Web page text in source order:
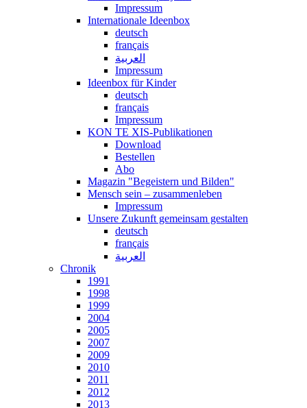
Impressum
Internationale Ideenbox
deutsch
français
العربية
Impressum
Ideenbox für Kinder
deutsch
français
Impressum
KON TE XIS-Publikationen
Download
Bestellen
Abo
Magazin "Begeistern und Bilden"
Mensch sein – zusammenleben
Impressum
Unsere Zukunft gemeinsam gestalten
deutsch
français
العربية
Chronik
1991
1998
1999
2004
2005
2007
2009
2010
2011
2012
2013